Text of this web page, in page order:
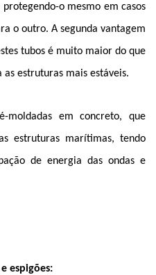
o mesmo em casos
o outro. A segunda vantagem
tubos é muito maior do que
estruturas mais estáveis.
moldadas em concreto, que
estruturas marítimas, tendo
de energia das ondas e
espigões: